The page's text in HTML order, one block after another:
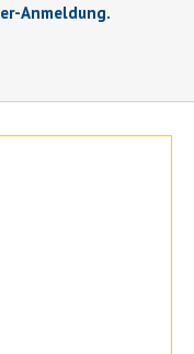
Anmeldung.